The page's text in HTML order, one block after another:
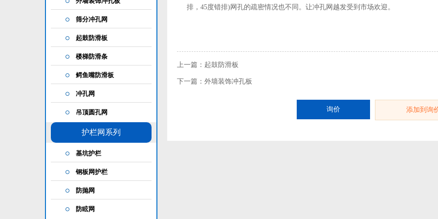
筛分冲孔网
起鼓防滑板
楼梯防滑条
鳄鱼嘴防滑板
冲孔网
吊顶圆孔网
护栏网系列
基坑护栏
钢板网护栏
防抛网
防眩网
排，45度错排)网孔的疏密情况也不同。让冲孔网越发受到市场欢迎。
上一篇：起鼓防滑板
下一篇：外墙装饰冲孔板
询价 添加到询